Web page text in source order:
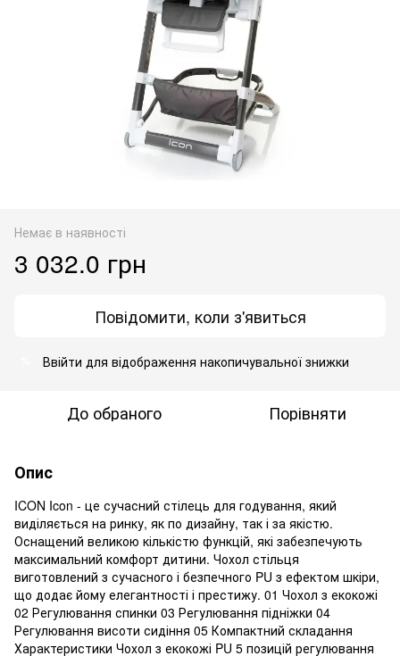
Немає в наявності
3 032.0 грн
Повідомити, коли з'явиться
Ввійти для відображення накопичувальної знижки
До обраного Порівняти
Опис
ICON Icon - це сучасний стілець для годування, який
виділяється на ринку, як по дизайну, так і за якістю.
Оснащений великою кількістю функцій, які забезпечують
максимальний комфорт дитини. Чохол стільця
виготовлений з сучасного і безпечного PU з ефектом шкіри,
що додає йому елегантності і престижу. 01 Чохол з екокожі
02 Регулювання спинки 03 Регулювання підніжки 04
Регулювання висоти сидіння 05 Компактний складання
Характеристики Чохол з екокожі PU 5 позицій регулювання